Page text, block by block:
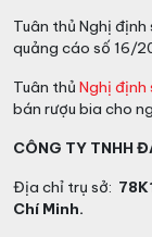
sâu sắc và khó
Tuân thủ Nghị
quảng cáo số 16/
Tuân thủ Nghị
bán rượu bia cho
CÔNG TY TNHH
Địa chỉ trụ sở:
Chí Minh.